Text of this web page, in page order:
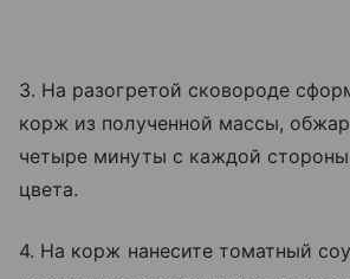
3. На разогретой сковороде
корж из полученной массы,
четыре минуты с каждой стороны
цвета.
4. На корж нанесите томатный